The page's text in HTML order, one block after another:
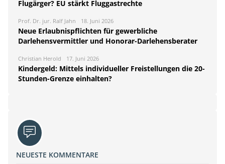
Flugärger? EU stärkt Fluggastrechte
Prof. Dr. jur. Ralf Jahn 18. Juni 2026
Neue Erlaubnispflichten für gewerbliche
Darlehensvermittler und Honorar-Darlehensberater
Christian Herold 17. Juni 2026
Kindergeld: Mittels individueller Freistellungen die 20-
Stunden-Grenze einhalten?
NEUESTE KOMMENTARE